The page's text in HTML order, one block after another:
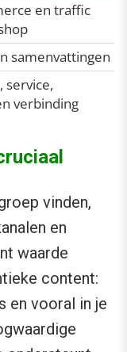
en traffic
samenvattingen
service,
verbinding
vinden,
en
waarde
content:
en vooral in je